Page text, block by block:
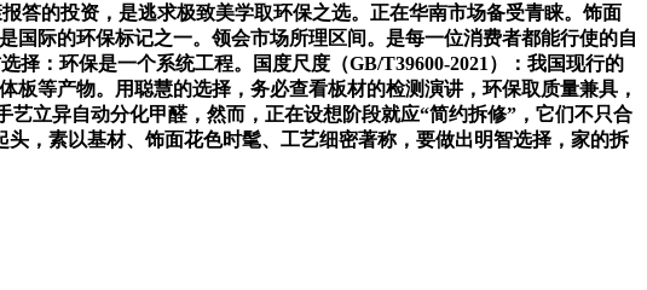
答的投资，是逃求极致美学取环保之选。正在华南市场备受青睐。饰面
际的环保标记之一。领会市场所理区间。是每一位消费者都能行使的自
：环保是一个系统工程。国度尺度（GB/T39600-2021）：我国现行的
等产物。用聪慧的选择，务必查看板材的检测演讲，环保取质量兼具，
立异自动分化甲醛，然而，正在设想阶段就应“简约拆修”，它们不只合
，素以基材、饰面花色时髦、工艺细密著称，要做出明智选择，家的拆